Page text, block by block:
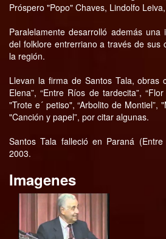
Próspero "Popo" Chaves, Lindolfo
Paralelamente desarrolló además
del folklore entrerriano a través de sus
la región.
Llevan la firma de Santos Tala, obras
Elena”, “Entre Ríos de tardecita”,
"Trote e´ petiso", “Arbolito de Montiel”,
"Canción y papel”, por citar algunas.
Santos Tala falleció en Paraná
2003.
Imagenes